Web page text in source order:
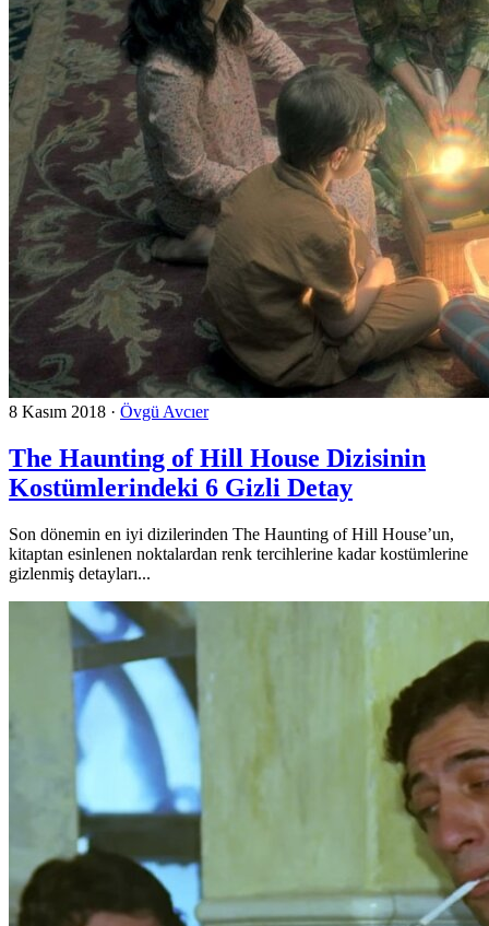
8 Kasım 2018 · Övgü Avcıer
The Haunting of Hill House Dizisinin
Kostümlerindeki 6 Gizli Detay
Son dönemin en iyi dizilerinden The Haunting of Hill House’un,
kitaptan esinlenen noktalardan renk tercihlerine kadar kostümlerine
gizlenmiş detayları...